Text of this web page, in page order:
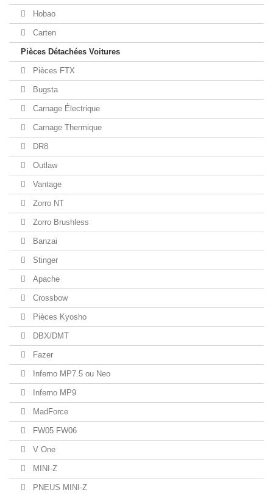
Hobao
Carten
Pièces Détachées Voitures
Pièces FTX
Bugsta
Carnage Électrique
Carnage Thermique
DR8
Outlaw
Vantage
Zorro NT
Zorro Brushless
Banzai
Stinger
Apache
Crossbow
Pièces Kyosho
DBX/DMT
Fazer
Inferno MP7.5 ou Neo
Inferno MP9
MadForce
FW05 FW06
V One
MINI-Z
PNEUS MINI-Z